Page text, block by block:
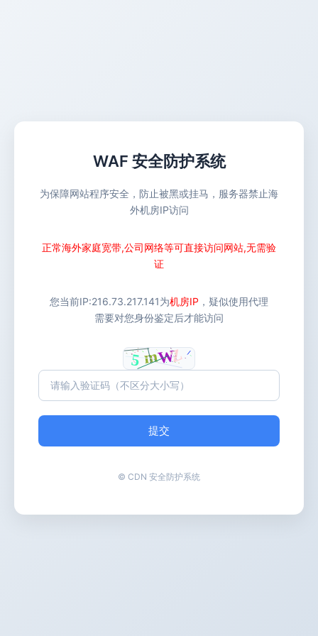
WAF 安全防护系统
为保障网站程序安全，防止被黑或挂马，服务器禁止海
外机房IP访问
正常海外家庭宽带,公司网络等可直接访问网站,无需验
证
您当前IP:216.73.217.141为机房IP ，疑似使用代理
需要对您身份鉴定后才能访问
提交
© CDN 安全防护系统